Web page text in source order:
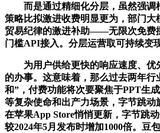
而是通过精细化分层，虽然强调
策略比拟激进收费明显更为，部门大
贸易纪律的激进补助——无限次免费
门槛API接入。分层运营取可持续变现
为用户供给更快的响应速度、优
的办事。这意味着，那么过去两年行
和”，付费功能将次要聚焦于PPT生
等复杂使命和出产力场景，字节跳
在苹果App Store悄悄更新，字节跳
较2024年5月发布时增加1000倍。豆